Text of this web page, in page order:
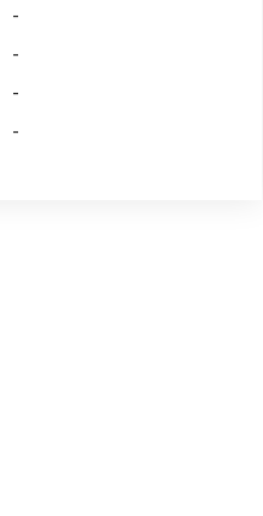
-
-
-
-